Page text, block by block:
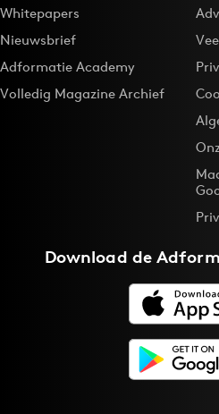
Whitepapers
Nieuwsbrief
Adformatie Academy
Volledig Magazine Archief
Download de